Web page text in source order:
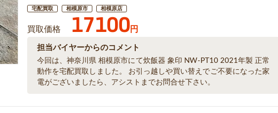
宅配買取 相模原市 相模原店
買取価格 17100円
担当バイヤーからのコメント
今回は、神奈川県 相模原市にて炊飯器 象印 NW-PT10 2021年製 正常
動作を宅配買取しました。 お引っ越しや買い替えでご不要になった家
電がございましたら、アシストまでお問合せ下さい。